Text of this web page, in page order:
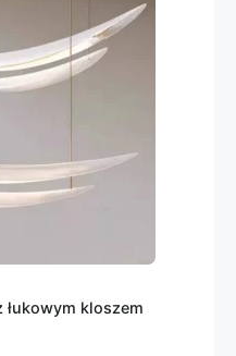
łukowym kloszem